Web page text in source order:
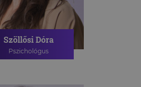
Szöllősi Dóra
Pszichológus